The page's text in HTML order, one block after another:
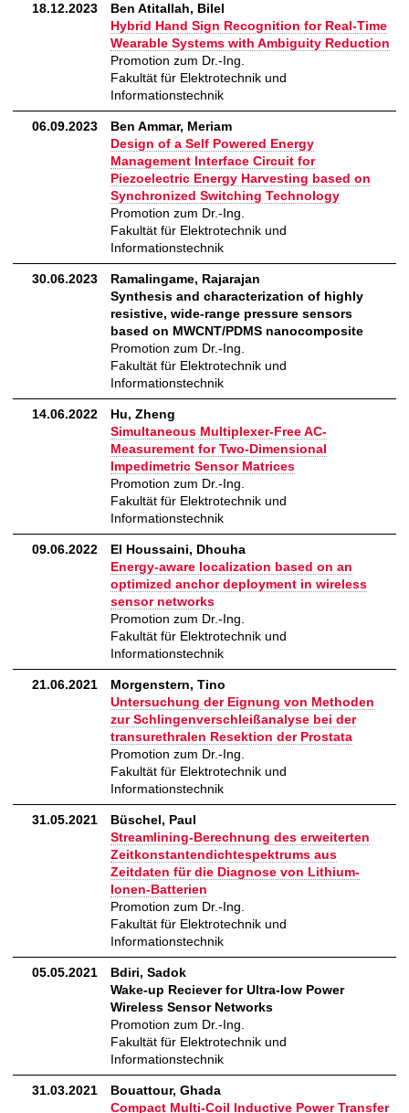
18.12.2023
Ben Atitallah, Bilel
Hybrid Hand Sign Recognition for Real-Time
Wearable Systems with Ambiguity Reduction
Promotion zum Dr.-Ing.
Fakultät für Elektrotechnik und
Informationstechnik
06.09.2023
Ben Ammar, Meriam
Design of a Self Powered Energy
Management Interface Circuit for
Piezoelectric Energy Harvesting based on
Synchronized Switching Technology
Promotion zum Dr.-Ing.
Fakultät für Elektrotechnik und
Informationstechnik
30.06.2023
Ramalingame, Rajarajan
Synthesis and characterization of highly
resistive, wide‐range pressure sensors
based on MWCNT/PDMS nanocomposite
Promotion zum Dr.-Ing.
Fakultät für Elektrotechnik und
Informationstechnik
14.06.2022
Hu, Zheng
Simultaneous Multiplexer-Free AC-
Measurement for Two-Dimensional
Impedimetric Sensor Matrices
Promotion zum Dr.-Ing.
Fakultät für Elektrotechnik und
Informationstechnik
09.06.2022
El Houssaini, Dhouha
Energy-aware localization based on an
optimized anchor deployment in wireless
sensor networks
Promotion zum Dr.-Ing.
Fakultät für Elektrotechnik und
Informationstechnik
21.06.2021
Morgenstern, Tino
Untersuchung der Eignung von Methoden
zur Schlingenverschleißanalyse bei der
transurethralen Resektion der Prostata
Promotion zum Dr.-Ing.
Fakultät für Elektrotechnik und
Informationstechnik
31.05.2021
Büschel, Paul
Streamlining-Berechnung des erweiterten
Zeitkonstantendichtespektrums aus
Zeitdaten für die Diagnose von Lithium-
Ionen-Batterien
Promotion zum Dr.-Ing.
Fakultät für Elektrotechnik und
Informationstechnik
05.05.2021
Bdiri, Sadok
Wake-up Reciever for Ultra-low Power
Wireless Sensor Networks
Promotion zum Dr.-Ing.
Fakultät für Elektrotechnik und
Informationstechnik
31.03.2021
Bouattour, Ghada
Compact Multi-Coil Inductive Power Transfer